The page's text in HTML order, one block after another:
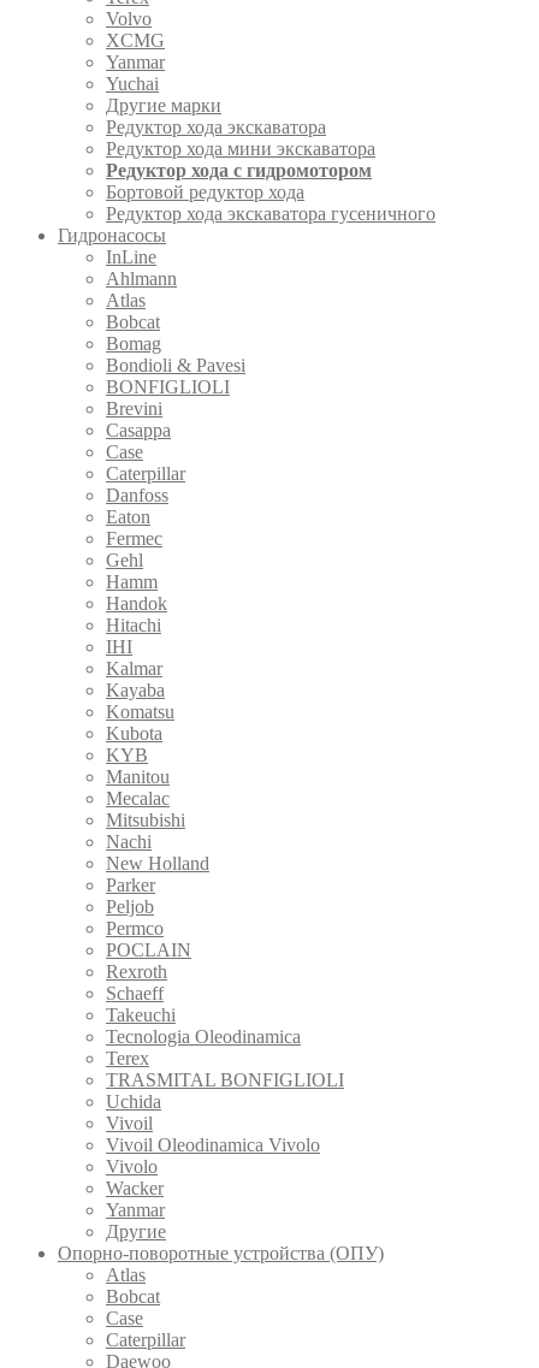
Volvo
XCMG
Yanmar
Yuchai
Другие марки
Редуктор хода экскаватора
Редуктор хода мини экскаватора
Редуктор хода с гидромотором
Бортовой редуктор хода
Редуктор хода экскаватора гусеничного
Гидронасосы
InLine
Ahlmann
Atlas
Bobcat
Bomag
Bondioli & Pavesi
BONFIGLIOLI
Brevini
Casappa
Case
Caterpillar
Danfoss
Eaton
Fermec
Gehl
Hamm
Handok
Hitachi
IHI
Kalmar
Kayaba
Komatsu
Kubota
KYB
Manitou
Mecalac
Mitsubishi
Nachi
New Holland
Parker
Peljob
Permco
POCLAIN
Rexroth
Schaeff
Takeuchi
Tecnologia Oleodinamica
Terex
TRASMITAL BONFIGLIOLI
Uchida
Vivoil
Vivoil Oleodinamica Vivolo
Vivolo
Wacker
Yanmar
Другие
Опорно-поворотные устройства (ОПУ)
Atlas
Bobcat
Case
Caterpillar
Daewoo